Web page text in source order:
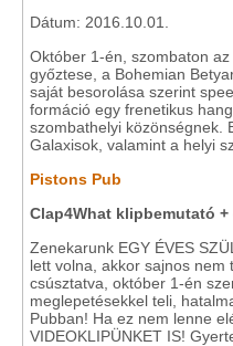
Dátum: 2016.10.01.
Október 1-én, szombaton
győztese, a Bohemian
saját besorolása szerint
formáció egy frenetikus
szombathelyi közönségnek.
Galaxisok, valamint a helyi
Pistons Pub
Clap4What klipbemutató
Zenekarunk EGY ÉVES
lett volna, akkor sajnos
csúsztatva, október 1-én
meglepetésekkel teli,
Pubban! Ha ez nem lenne
VIDEOKLIPÜNKET IS!